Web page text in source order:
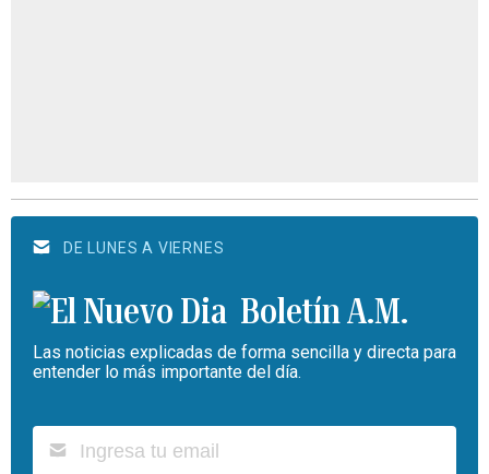
DE LUNES A VIERNES
Boletín A.M.
Las noticias explicadas de forma sencilla y directa para
entender lo más importante del día.